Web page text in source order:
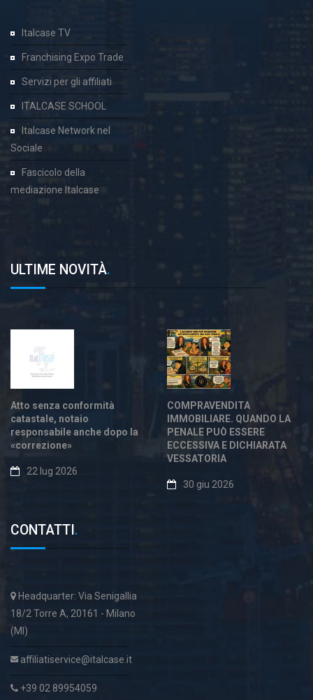
Italcase TV
Franchising Expo Trade
Servizi per gli affiliati
ITALCASE SCHOOL
Italcase Network nel
Sociale
Fascicolo della
mediazione Italcase
ULTIME NOVITÀ.
Atto senza conformità
catastale, notaio
responsabile anche dopo la
«correzione»
22 lug 2026
COMPRAVENDITA
IMMOBILIARE. QUANDO LA
PENALE PUÒ ESSERE
ECCESSIVA E DICHIARATA
VESSATORIA
30 giu 2026
CONTATTI .
Headquarter: Via Senigallia
18/2 Torre A, 20161 - Milano
(MI)
affiliatiservice@italcase.it
+39 02 89954059